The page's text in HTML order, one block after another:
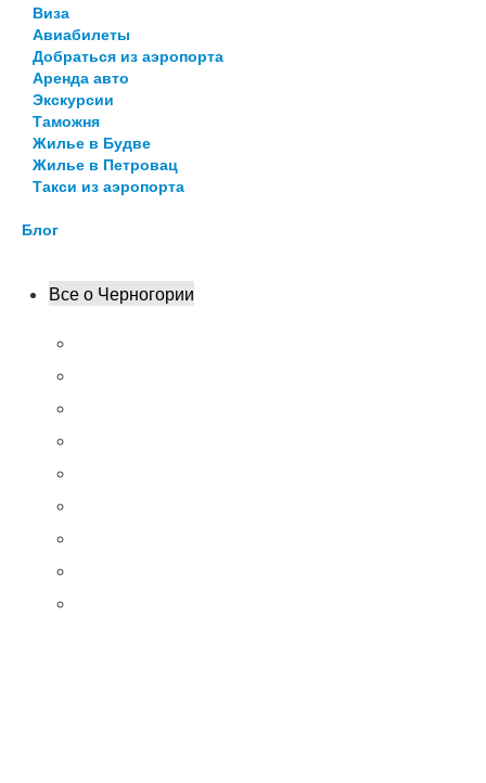
Виза
Авиабилеты
Добраться из аэропорта
Аренда авто
Экскурсии
Таможня
Жилье в Будве
Жилье в Петровац
Такси из аэропорта
Блог
Все о Черногории